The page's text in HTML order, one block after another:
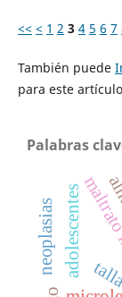
<< < 1 2 3 4 5 6 7
También puede
para este
Palabras
adolescentes talla
neoplasias